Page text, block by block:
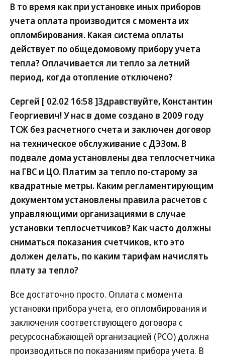
В то время как при установке иных приборов
учета оплата производится с момента их
опломбирования. Какая система оплаты
действует по общедомовому прибору учета
тепла? Оплачивается ли тепло за летний
период, когда отопление отключено?
Сергей [ 02.02 16:58 ]Здравствуйте, Константин
Георгиевич! У нас в доме создано в 2009 году
ТСЖ без расчетного счета и заключен договор
на техническое обслуживание с ДЭЗом. В
подвале дома установлены два теплосчетчика
на ГВС и ЦО. Платим за тепло по-старому за
квадратные метры. Каким регламентирующим
документом установлены правила расчетов с
управляющими организациями в случае
установки теплосчетчиков? Как часто должны
сниматься показания счетчиков, кто это
должен делать, по каким тарифам начислять
плату за тепло?
Все достаточно просто. Оплата с момента
установки прибора учета, его опломбирования и
заключения соответствующего договора с
ресурсоснабжающей организацией (РСО) должна
производиться по показаниям прибора учета. В